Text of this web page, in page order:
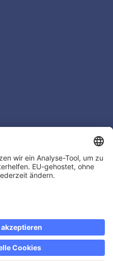
© 2026 Baader Bank AG
Rechtlicher Hinweis
Barrierefreiheit
Kontakt & FAQ